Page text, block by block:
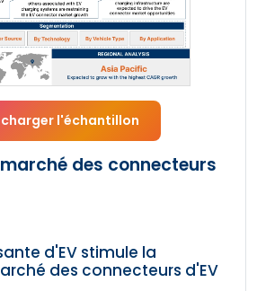
l'échantillon
des connecteurs
d'EV stimule la
des connecteurs d'EV